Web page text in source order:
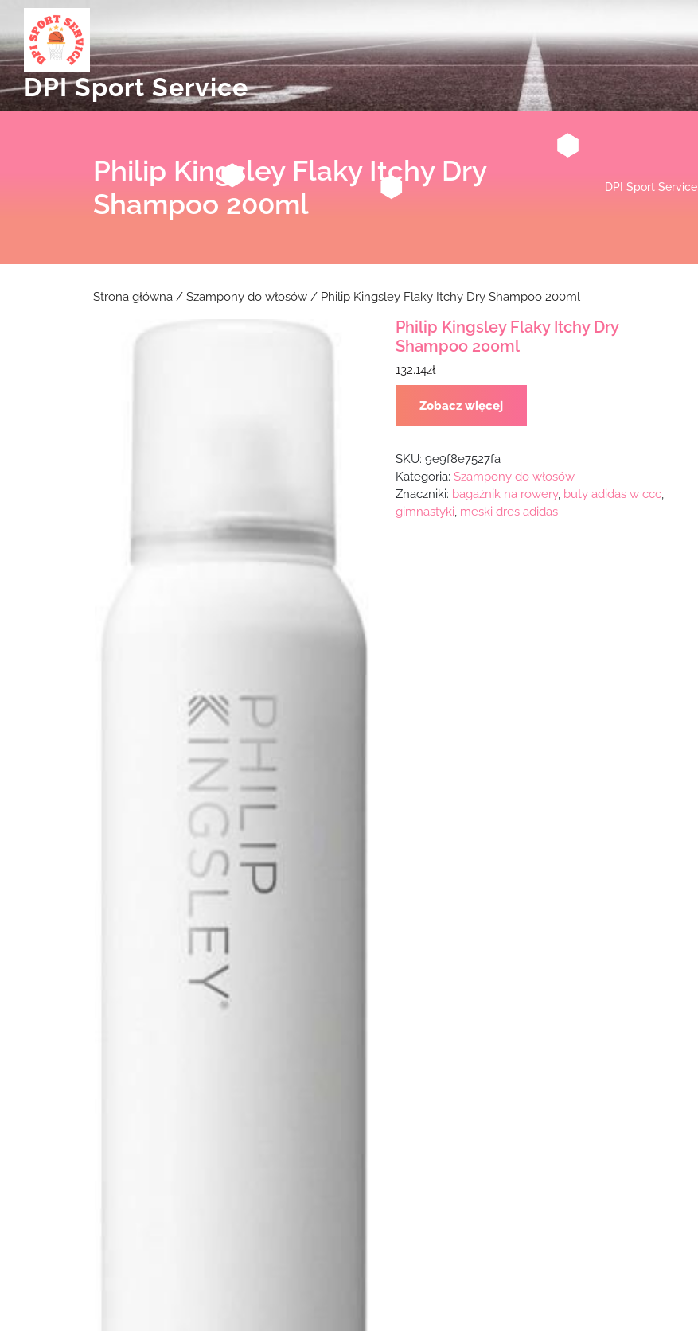
content
DPI Sport Service
Philip Kingsley Flaky Itchy Dry
Shampoo 200ml
DPI Sport Service
Strona główna / Szampony do włosów / Philip Kingsley Flaky Itchy Dry Shampoo 200ml
Philip Kingsley Flaky Itchy Dry
Shampoo 200ml
132.14zł
Zobacz więcej
SKU: 9e9f8e7527fa
Kategoria: Szampony do włosów
Znaczniki: bagażnik na rowery, buty adidas w ccc,
gimnastyki meski dres adidas